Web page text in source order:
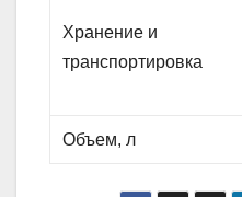
Хранение и
транспортировка
Объем, л